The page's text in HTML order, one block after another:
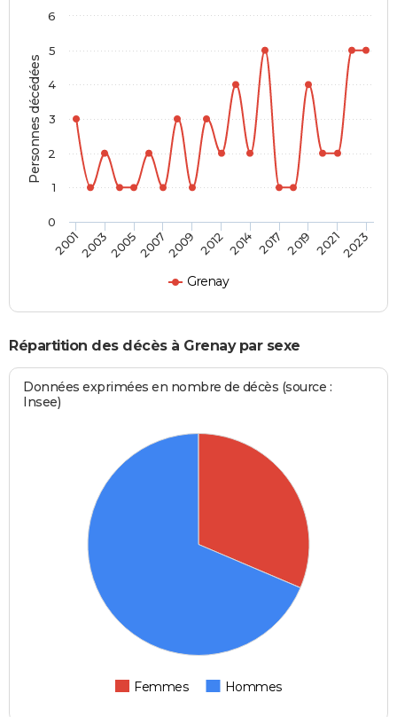
Personnes décédées
Grenay
20012003200520072009 2012 2014 2017 2019 20212023
0
1
2
3
4
5
6
Répartition des décès à Grenay par sexe
Données exprimées en nombre de décès (source :
Insee)
Femmes Hommes